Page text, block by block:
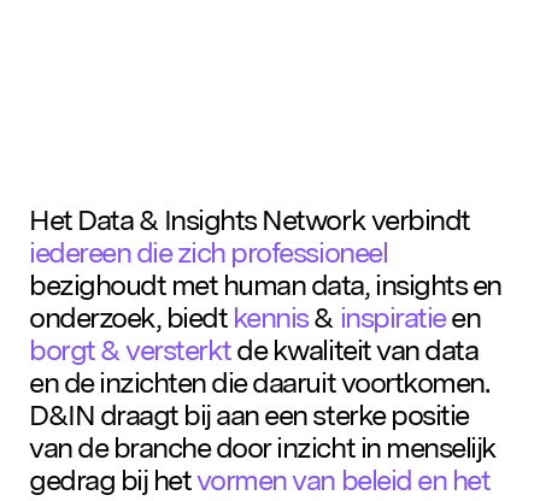
Het Data & Insights Network verbindt
iedereen die zich professioneel
bezighoudt met human data, insights en
onderzoek, biedt kennis& inspiratieen
borgt & versterktde kwaliteit van data
en de inzichten die daaruit voortkomen.
D&IN draagt bij aan een sterke positie
van de branche door inzicht in menselijk
gedrag bij hetvormen van beleid en het